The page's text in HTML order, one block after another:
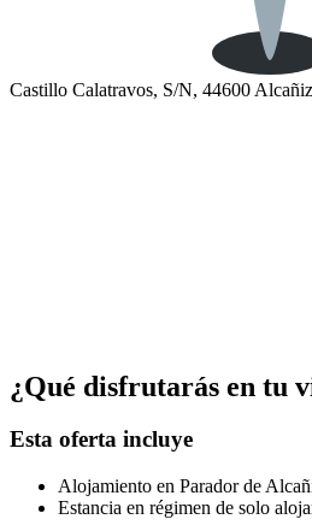
Castillo Calatravos, S/N, 44600
¿Qué disfrutarás en tu
Esta oferta incluye
Alojamiento en Parador de
Estancia en régimen de solo